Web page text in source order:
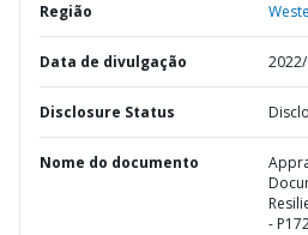
Região
Data de divulgação
Disclosure Status
Nome do documento
-